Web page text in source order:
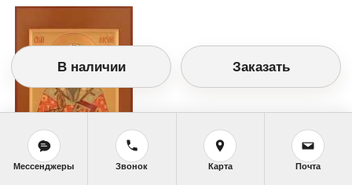
В наличии Заказать
Мессенджеры Звонок Карта Почта